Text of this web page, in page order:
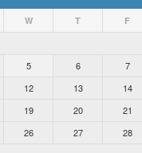
W T F
5 6 7
12 13 14
19 20 21
26 27 28